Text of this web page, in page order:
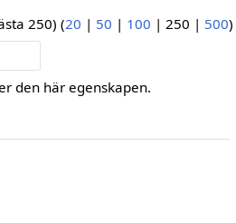
250) (20 | 50 | 100 | 250 | 500)
den här egenskapen.